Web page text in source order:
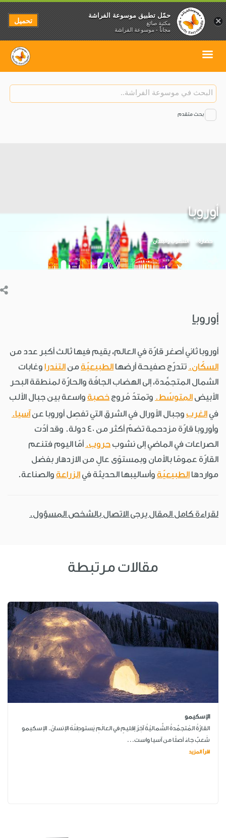
بحث متقدم
أوروبا
حضارة الشعوب والبلدان
أوروبا
أوروبا ثاني أصغر قارّة في العالم، يقيم فيها ثالث أكبر عدد من
السكّان. تتدرّج صفيحة أرضها الطبيعيّة من التندرا وغابات
الشمال المتجمِّدة، إلى الهضاب الجافّة والحارّة لمنطقة البحر
الأبيض المتوسّط. وتمتدّ مُروج خصبة واسعة بين جبال الألب
في الغرب وجبال الأورال في الشرق التي تفصِل أوروبا عنآسيا.
وأوروبا قارّة مزدحمة تضمّ أكثر من 40 دولة. وقد أدّت
الصراعات في الماضي إلى نشوب حروب. أمّا اليوم فتنعم
القارّة عمومًا بالأمان وبمستوًى عالٍ من الازدهار بفضل
مواردها الطبيعيّة وأساليبها الحديثة في الزراعة والصناعة.
لقراءة كامل المقال يرجى الاتصال بالشخص المسؤول.
مقالات مرتبطة
الإسكيمو
القارّةُ المُتجمِّدةُ الشَّماليّةُ آخِرُ إقليمٍ في العالَمِ يَستوطِنُهُ الإنسانُ. الإسكيمو
شَعبٌ جاءَ أصلًا من آسيا واست...
اقرأ المزيد
×
حمّل تطبيق موسوعة الفراشة
مكتبة صائغ
مجاناً - موسوعة الفراشة
تحميل